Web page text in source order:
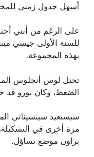
أسهل جدول زمني
على الرغم من أنني
للسنة الأولى جيسي
بهذه المجموعة.
الضغط، وكان بورو
سيستعيد سينسيناتي
مرة أخرى في التشكيلة،
براون موضع تساؤل.